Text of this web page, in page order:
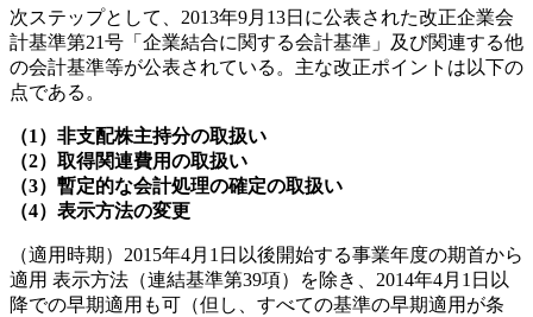
次ステップとして、2013年9月13日に公表された改正企業会
計基準第21号「企業結合に関する会計基準」及び関連する他
の会計基準等が公表されている。主な改正ポイントは以下の
点である。
（1）非支配株主持分の取扱い
（2）取得関連費用の取扱い
（3）暫定的な会計処理の確定の取扱い
（4）表示方法の変更
（適用時期）2015年4月1日以後開始する事業年度の期首から
適用 表示方法（連結基準第39項）を除き、2014年4月1日以
降での早期適用も可（但し、すべての基準の早期適用が条